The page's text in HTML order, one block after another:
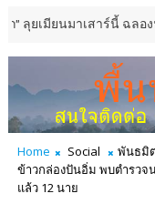
สาร์นี้ ฉลองฟอร์มร้อน
Home Social
พันธมิ
ข้าวกล่องปันอิ่ม พบตำรวจ
แล้ว 12 นาย